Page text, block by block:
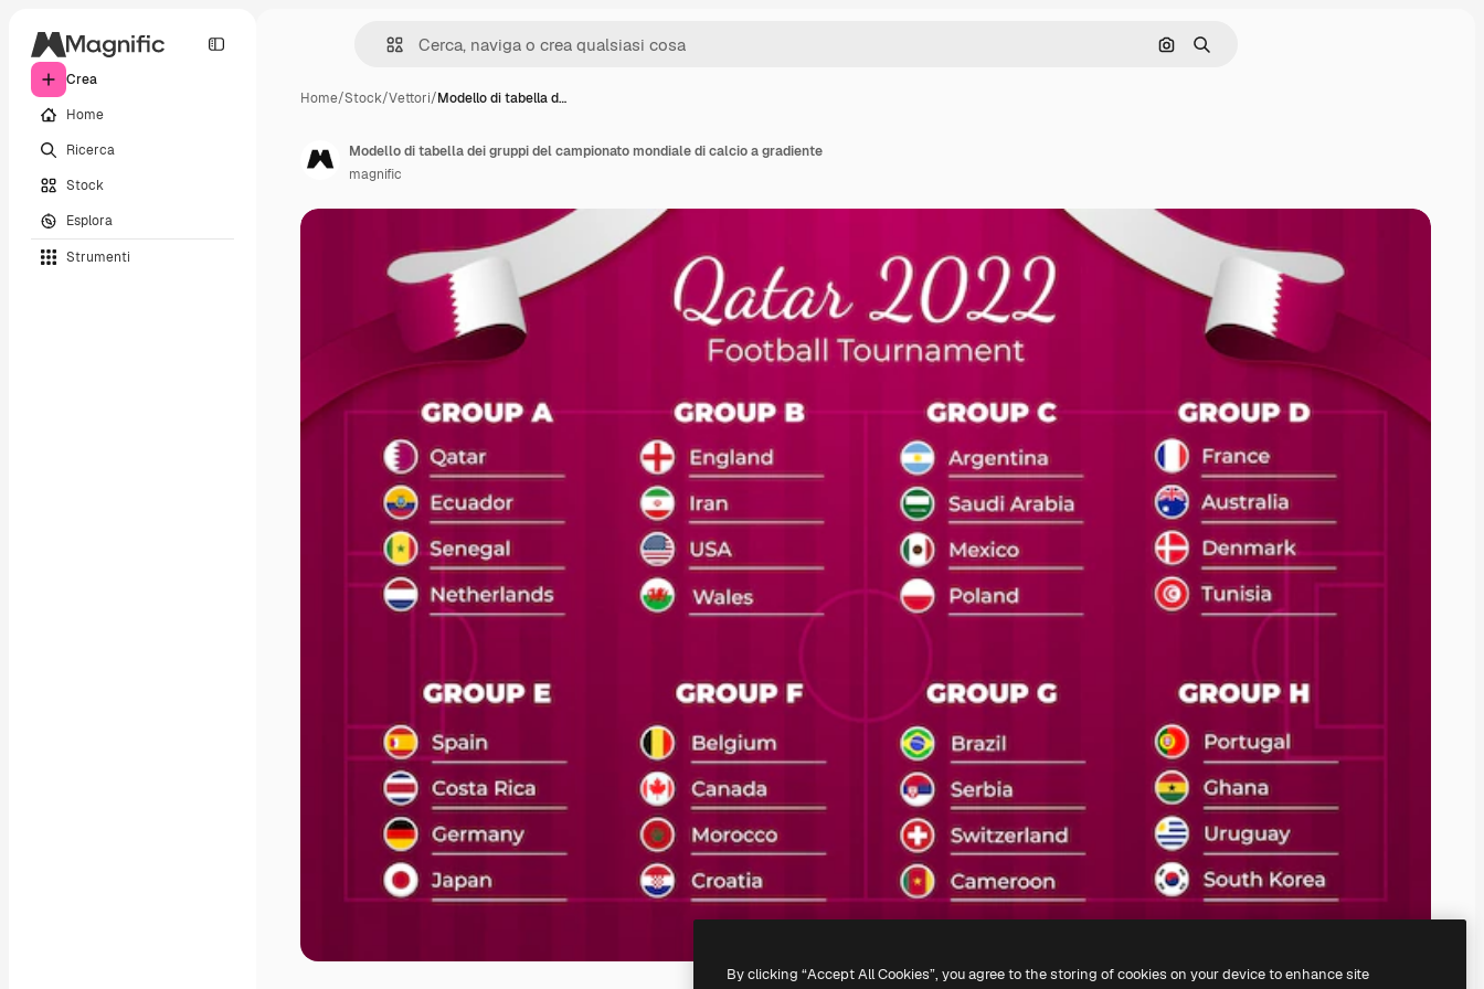
Crea
Home
Ricerca
Stock
Esplora
Strumenti
Cerca per immagine
Ricerca
Home/Stock/Vettori/Modello di tabella d…
Modello di tabella dei gruppi del campionato mondiale di calcio a gradiente
magnific
By clicking “Accept All Cookies”, you agree to the storing of cookies on your device to enhance site